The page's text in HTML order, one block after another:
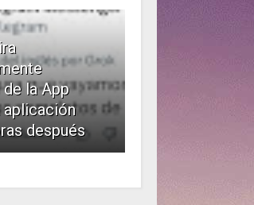
la App
aplicación
después